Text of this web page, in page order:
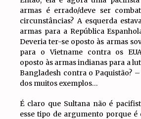
armas é errado/deve ser
circunstâncias? A esquerda
armas para a República
Deveria ter-se oposto às armas
para o Vietname contra os
oposto às armas indianas para a
Bangladesh contra o Paquistão?
dos muitos exemplos…
É claro que Sultana não é
esse tipo de argumento porque é